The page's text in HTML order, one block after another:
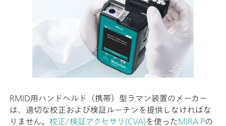
RMID用ハンドヘルド（携帯）型ラマン装置のメーカー
は、適切な校正および検証ルーチンを提供しなければな
りません。 校正/検証アクセサリ(CVA)を使ったMIRA Pの